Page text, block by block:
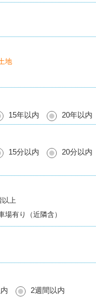
地
15年以内 20年以内
15分以内 20分以内
以上
場有り（近隣含）
2週間以内